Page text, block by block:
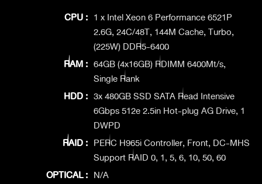
CPU : 1 x Intel Xeon 6 Performance 6521P
2.6G, 24C/48T, 144M Cache, Turbo,
(225W) DDR5-6400
RAM : 64GB (4x16GB) RDIMM 6400Mt/s,
Single Rank
HDD : 3x 480GB SSD SATA Read Intensive
6Gbps 512e 2.5in Hot-plug AG Drive, 1
DWPD
RAID : PERC H965i Controller, Front, DC-MHS
Support RAID 0, 1, 5, 6, 10, 50, 60
OPTICAL : N/A